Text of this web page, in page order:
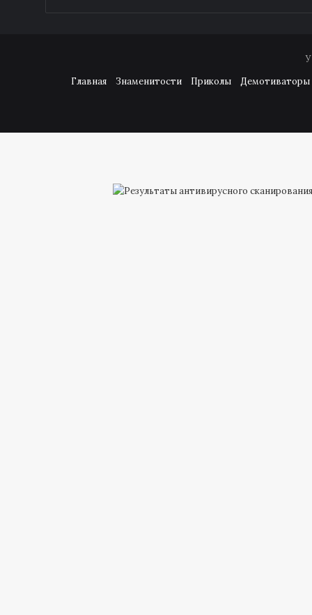
Главная
Знаменитости Приколы Демотиваторы